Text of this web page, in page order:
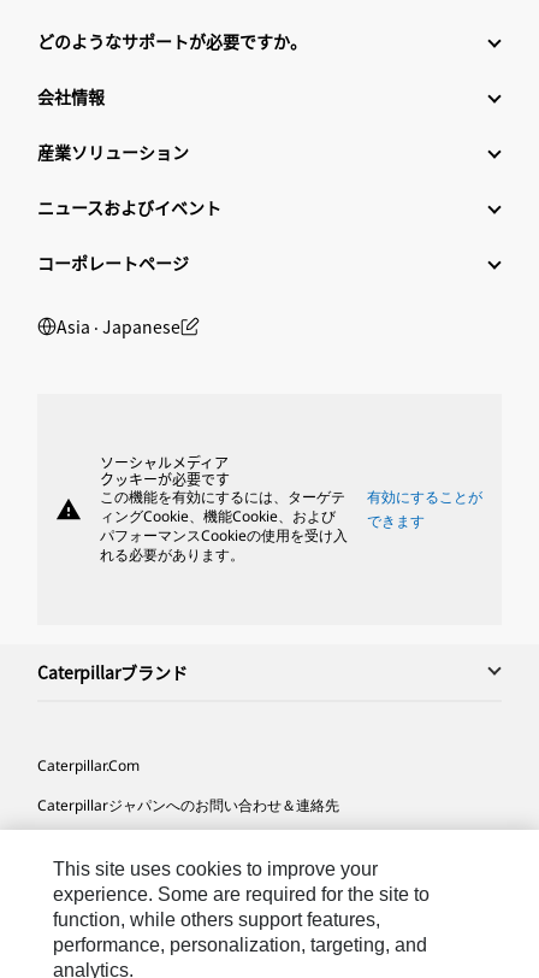
どのようなサポートが必要ですか。
会社情報
産業ソリューション
ニュースおよびイベント
コーポレートページ
Asia ‧ Japanese
warning
ソーシャルメディア
クッキーが必要です
この機能を有効にするには、ターゲテ
ィングCookie、機能Cookie、および
パフォーマンスCookieの使用を受け入
れる必要があります。
有効にすることが
できます
Caterpillarブランド
Caterpillar.com
Caterpillarジャパンへのお問い合わせ＆連絡先
サイト･マップ
Cookie Settings
法的事項
This site uses cookies to improve your
experience. Some are required for the site to
function, while others support features,
performance, personalization, targeting, and
analytics.